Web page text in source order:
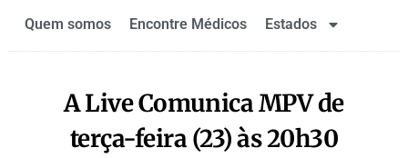
Quem somos Encontre Médicos Estados
A Live Comunica MPV de
terça-feira (23) às 20h30